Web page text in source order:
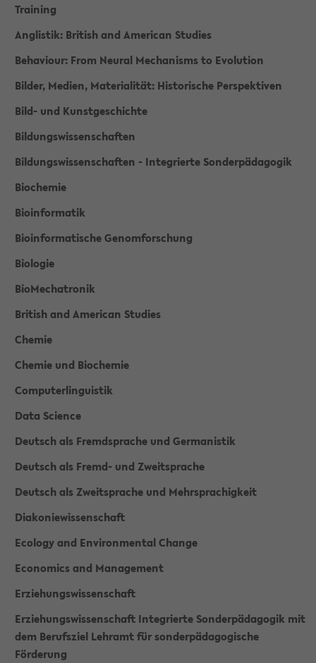
Training
Anglistik: British and American Studies
Behaviour: From Neural Mechanisms to Evolution
Bilder, Medien, Materialität: Historische Perspektiven
Bild- und Kunstgeschichte
Bildungswissenschaften
Bildungswissenschaften - Integrierte Sonderpädagogik
Biochemie
Bioinformatik
Bioinformatische Genomforschung
Biologie
BioMechatronik
British and American Studies
Chemie
Chemie und Biochemie
Computerlinguistik
Data Science
Deutsch als Fremdsprache und Germanistik
Deutsch als Fremd- und Zweitsprache
Deutsch als Zweitsprache und Mehrsprachigkeit
Diakoniewissenschaft
Ecology and Environmental Change
Economics and Management
Erziehungswissenschaft
Erziehungswissenschaft Integrierte Sonderpädagogik mit
dem Berufsziel Lehramt für sonderpädagogische
Förderung